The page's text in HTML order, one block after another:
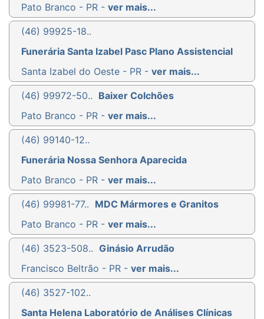
Pato Branco - PR - ver mais...
(46) 99925-18..
Funerária Santa Izabel Pasc Plano Assistencial
Santa Izabel do Oeste - PR - ver mais...
(46) 99972-50.. Baixer Colchões
Pato Branco - PR - ver mais...
(46) 99140-12..
Funerária Nossa Senhora Aparecida
Pato Branco - PR - ver mais...
(46) 99981-77.. MDC Mármores e Granitos
Pato Branco - PR - ver mais...
(46) 3523-508.. Ginásio Arrudão
Francisco Beltrão - PR - ver mais...
(46) 3527-102..
Santa Helena Laboratório de Análises Clínicas